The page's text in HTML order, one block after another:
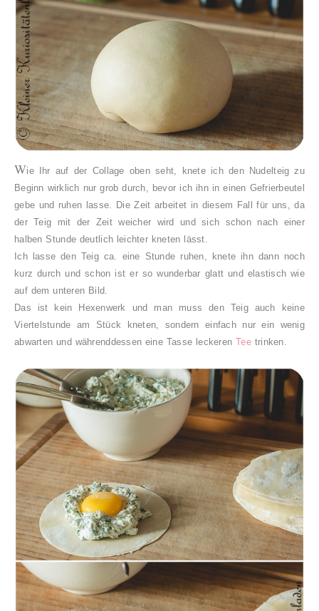
Wie Ihr auf der Collage oben seht, knete ich den Nudelteig zu
Beginn wirklich nur grob durch, bevor ich ihn in einen Gefrierbeutel
gebe und ruhen lasse. Die Zeit arbeitet in diesem Fall für uns, da
der Teig mit der Zeit weicher wird und sich schon nach einer
halben Stunde deutlich leichter kneten lässt.
Ich lasse den Teig ca. eine Stunde ruhen, knete ihn dann noch
kurz durch und schon ist er so wunderbar glatt und elastisch wie
auf dem unteren Bild.
Das ist kein Hexenwerk und man muss den Teig auch keine
Viertelstunde am Stück kneten, sondern einfach nur ein wenig
abwarten und währenddessen eine Tasse leckerenTeetrinken.